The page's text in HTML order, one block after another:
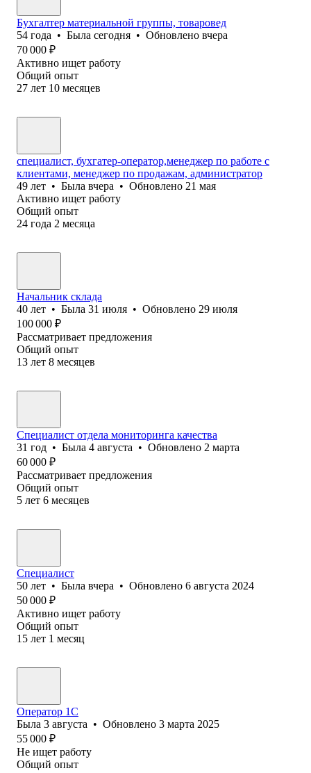
Бухгалтер материальной группы, товаровед
54 года • Была сегодня • Обновлено вчера
70 000 ₽
Активно ищет работу
Общий опыт
27 лет 10 месяцев
специалист, бухгатер-оператор,менеджер по работе с
клиентами, менеджер по продажам, администратор
49 лет • Была вчера • Обновлено 21 мая
Активно ищет работу
Общий опыт
24 года 2 месяца
Начальник склада
40 лет • Была 31 июля • Обновлено 29 июля
100 000 ₽
Рассматривает предложения
Общий опыт
13 лет 8 месяцев
Специалист отдела мониторинга качества
31 год • Была 4 августа • Обновлено 2 марта
60 000 ₽
Рассматривает предложения
Общий опыт
5 лет 6 месяцев
Специалист
50 лет • Была вчера • Обновлено 6 августа 2024
50 000 ₽
Активно ищет работу
Общий опыт
15 лет 1 месяц
Оператор 1С
Была 3 августа • Обновлено 3 марта 2025
55 000 ₽
Не ищет работу
Общий опыт